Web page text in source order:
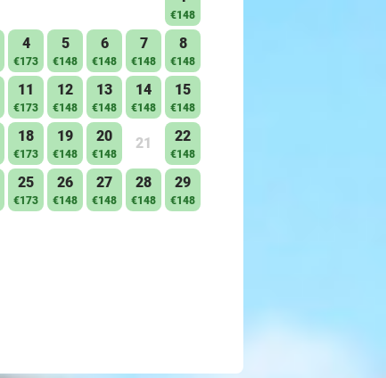
€148
4
€173
5
€148
6
€148
7
€148
8
€148
11
€173
12
€148
13
€148
14
€148
15
€148
18
€173
19
€148
20
€148
21 22
€148
25
€173
26
€148
27
€148
28
€148
29
€148